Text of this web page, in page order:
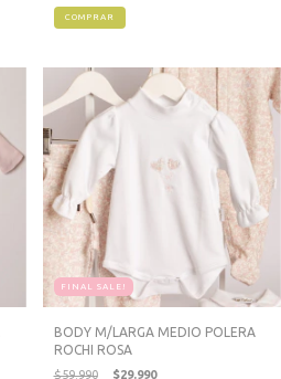
COMPRAR
FINAL SALE!
BODY M/LARGA MEDIO POLERA
ROCHI ROSA
$59.990 $29.990